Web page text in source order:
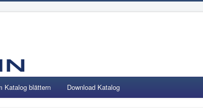
Katalog blättern Download Katalog